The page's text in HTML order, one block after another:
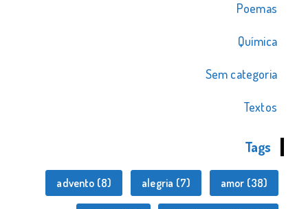
Poemas
Química
Sem categoria
Textos
Tags
advento (8) alegria (7) amor (38)